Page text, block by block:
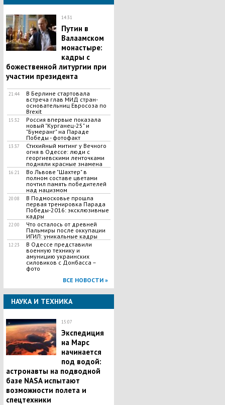
14:31
Путин в
Валаамском
монастыре:
кадры с
божественной литургии при
участии президента
21:44
В Берлине стартовала
встреча глав МИД стран-
основательниц Евросоза по
Brexit
15:32
Россия впервые показала
новый "Курганец-25" и
"Бумеранг" на Параде
Победы - фотофакт
13:37
Стихийный митинг у Вечного
огня в Одессе: люди с
георгиевскими ленточками
подняли красные знамена
16:21
Во Львове "Шахтер" в
полном составе цветами
почтил память победителей
над нацизмом
20:08
В Подмосковье прошла
первая тренировка Парада
Победы-2016: эксклюзивные
кадры
22:00
Что осталось от древней
Пальмиры после оккупации
ИГИЛ: уникальные кадры
12:23
В Одессе представили
военную технику и
амуницию украинских
силовиков с Донбасса –
фото
ВСЕ НОВОСТИ »
НАУКА И ТЕХНИКА
15:07
Экспедиция
на Марс
начинается
под водой:
астронавты на подводной
базе NASA испытают
возможности полета и
спецтехники